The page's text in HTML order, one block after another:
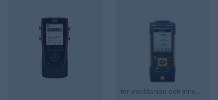
för ventilation och inneklimat